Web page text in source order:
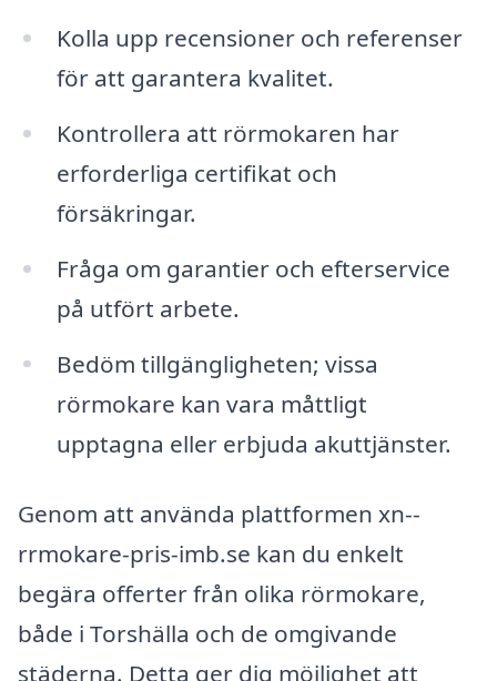
Kolla upp recensioner och referenser
för att garantera kvalitet.
Kontrollera att rörmokaren har
erforderliga certifikat och
försäkringar.
Fråga om garantier och efterservice
på utfört arbete.
Bedöm tillgängligheten; vissa
rörmokare kan vara måttligt
upptagna eller erbjuda akuttjänster.
Genom att använda plattformen xn--
rrmokare-pris-imb.se kan du enkelt
begära offerter från olika rörmokare,
både i Torshälla och de omgivande
städerna. Detta ger dig möjlighet att